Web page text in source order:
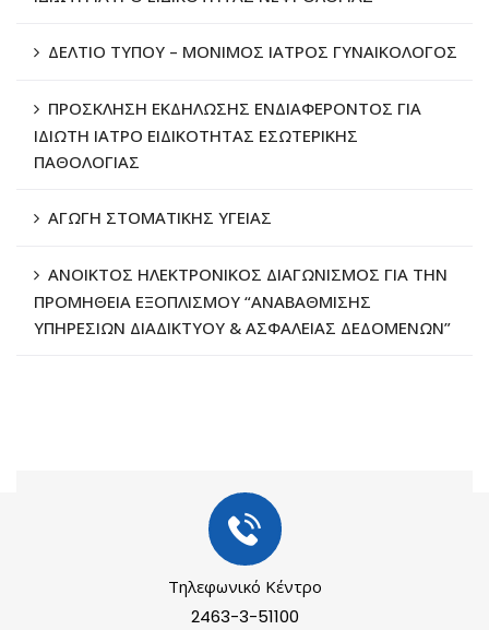
ΔΕΛΤΙΟ ΤΥΠΟΥ – ΜΟΝΙΜΟΣ ΙΑΤΡΟΣ ΓΥΝΑΙΚΟΛΟΓΟΣ
ΠΡΟΣΚΛΗΣΗ ΕΚΔΗΛΩΣΗΣ ΕΝΔΙΑΦΕΡΟΝΤΟΣ ΓΙΑ
ΙΔΙΩΤΗ ΙΑΤΡΟ ΕΙΔΙΚΟΤΗΤΑΣ ΕΣΩΤΕΡΙΚΗΣ
ΠΑΘΟΛΟΓΙΑΣ
ΑΓΩΓΗ ΣΤΟΜΑΤΙΚΗΣ ΥΓΕΙΑΣ
ΑΝΟΙΚΤΟΣ ΗΛΕΚΤΡΟΝΙΚΟΣ ΔΙΑΓΩΝΙΣΜΟΣ ΓΙΑ ΤΗΝ
ΠΡΟΜΗΘΕΙΑ ΕΞΟΠΛΙΣΜΟΥ “ΑΝΑΒΑΘΜΙΣΗΣ
ΥΠΗΡΕΣΙΩΝ ΔΙΑΔΙΚΤΥΟΥ & ΑΣΦΑΛΕΙΑΣ ΔΕΔΟΜΕΝΩΝ”
Τηλεφωνικό Κέντρο
2463-3-51100